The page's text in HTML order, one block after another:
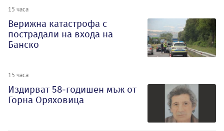
15 часа
Верижна катастрофа с
пострадали на входа на
Банско
15 часа
Издирват 58-годишен мъж от
Горна Оряховица